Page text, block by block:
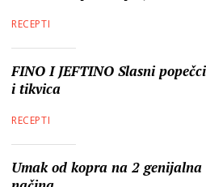
RECEPTI
FINO I JEFTINO Slasni
i tikvica
RECEPTI
Umak od kopra na 2